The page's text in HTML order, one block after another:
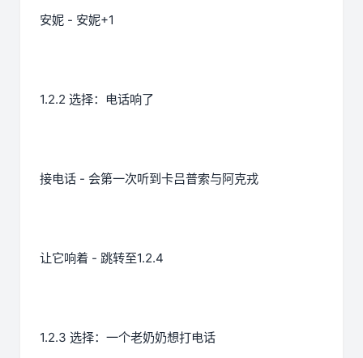
安妮 - 安妮+1
1.2.2 选择：电话响了
接电话 - 会第一次听到卡吕普索与阿克戎
让它响着 - 跳转至1.2.4
1.2.3 选择：一个老奶奶想打电话